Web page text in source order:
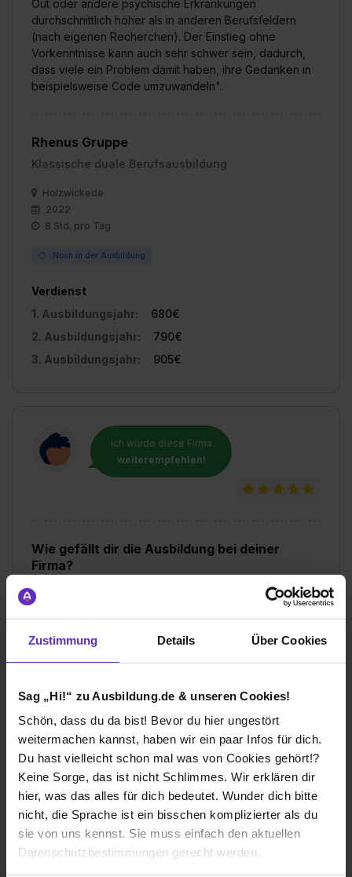
Zustimmung Details Über Cookies
Sag „Hi!“ zu Ausbildung.de & unseren Cookies!
Schön, dass du da bist! Bevor du hier ungestört
weitermachen kannst, haben wir ein paar Infos für dich.
Du hast vielleicht schon mal was von Cookies gehört!?
Keine Sorge, das ist nicht Schlimmes. Wir erklären dir
hier, was das alles für dich bedeutet. Wunder dich bitte
nicht, die Sprache ist ein bisschen komplizierter als du
sie von uns kennst. Sie muss einfach den aktuellen
Datenschutzbestimmungen gerecht werden.
Out oder andere psychische Erkrankungen
durchschnittlich höher als in anderen Berufsfeldern
(nach eigenen Recherchen). Der Einstieg ohne
Vorkenntnisse kann auch sehr schwer sein, dadurch,
dass viele ein Problem damit haben, ihre Gedanken in
beispielsweise Code umzuwandeln".
Rhenus Gruppe
Klassische duale Berufsausbildung
Holzwickede
2022
8 Std. pro Tag
Noch in der Ausbildung
Verdienst
1. Ausbildungsjahr:
680€
2. Ausbildungsjahr:
790€
3. Ausbildungsjahr:
905€
Ich würde diese Firma
weiterempfehlen!
Wie gefällt dir die Ausbildung bei deiner
Firma?
Bei der Rhenus und dem dualen Studienprogramm
gefällt mir besonders, dass sehr viel Rücksicht auf
einem selbst genommen wird. Flexible und
abwechslungsreiche Arbeitszeitgestaltung erleichtern
Verbindung gekommen bin, waren ausnahmslos immer
sehr freundlich, hilfsbereit und entgegenkommend.
Wie gefällt dir dein Ausbildungsberuf?
Die Diversität in den Aufgaben gefällt mir sehr
Rhenus Gruppe
Duales Studium
Universität:FOM Dortmund